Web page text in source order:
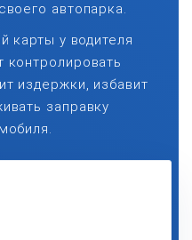
автопарка.
карты у водителя
контролировать
издержки, избавит
заправку